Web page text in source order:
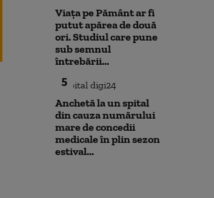
Viața pe Pământ ar fi
putut apărea de două
ori. Studiul care pune
sub semnul
întrebării...
5
Anchetă la un spital
din cauza numărului
mare de concedii
medicale în plin sezon
estival...